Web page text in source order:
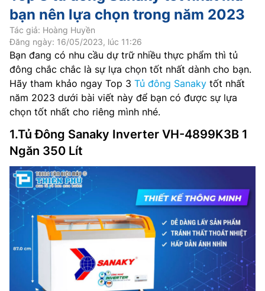
bạn nên lựa chọn trong năm 2023
Tác giả: Hoàng Huyền
Đăng ngày: 16/05/2023, lúc 11:26
Bạn đang có nhu cầu dự trữ nhiều thực phẩm thì tủ
đông chắc chắc là sự lựa chọn tốt nhất dành cho bạn.
Hãy tham khảo ngay Top 3 Tủ đông Sanaky tốt nhất
năm 2023 dưới bài viết này để bạn có được sự lựa
chọn tốt nhất cho riêng mình nhé.
1.Tủ Đông Sanaky Inverter VH-4899K3B 1
Ngăn 350 Lít